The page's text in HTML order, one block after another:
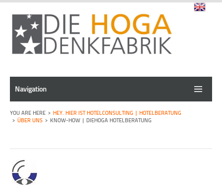
Navigation
HEY. HIER IST HOTELCONSULTING | HOTELBERATUNG
ÜBER UNS
KNOW-HOW | DIEHOGA HOTELBERATUNG